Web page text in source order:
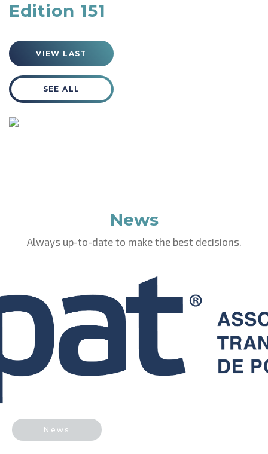
Edition 151
VIEW LAST
SEE ALL
News
Always up-to-date to make the best decisions.
News